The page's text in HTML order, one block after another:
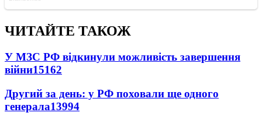
ЧИТАЙТЕ ТАКОЖ
У МЗС РФ відкинули можливість завершення
війни15162
Другий за день: у РФ поховали ще одного
генерала13994